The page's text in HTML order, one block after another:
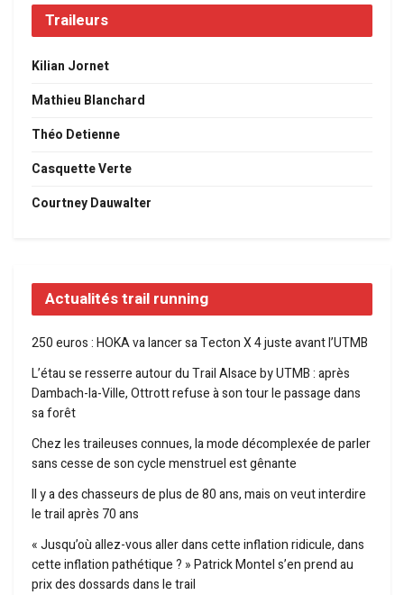
Traileurs
Kilian Jornet
Mathieu Blanchard
Théo Detienne
Casquette Verte
Courtney Dauwalter
Actualités trail running
250 euros : HOKA va lancer sa Tecton X 4 juste avant l’UTMB
L’étau se resserre autour du Trail Alsace by UTMB : après
Dambach-la-Ville, Ottrott refuse à son tour le passage dans
sa forêt
Chez les traileuses connues, la mode décomplexée de parler
sans cesse de son cycle menstruel est gênante
Il y a des chasseurs de plus de 80 ans, mais on veut interdire
le trail après 70 ans
« Jusqu’où allez-vous aller dans cette inflation ridicule, dans
cette inflation pathétique ? » Patrick Montel s’en prend au
prix des dossards dans le trail